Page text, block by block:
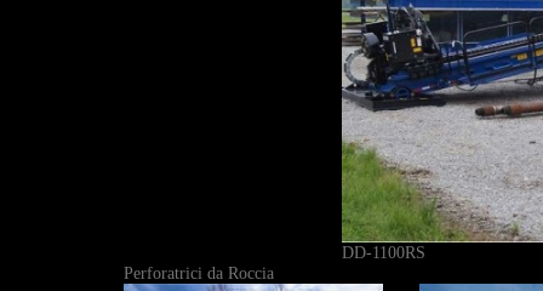
DD-1100RS
Perforatrici da Roccia